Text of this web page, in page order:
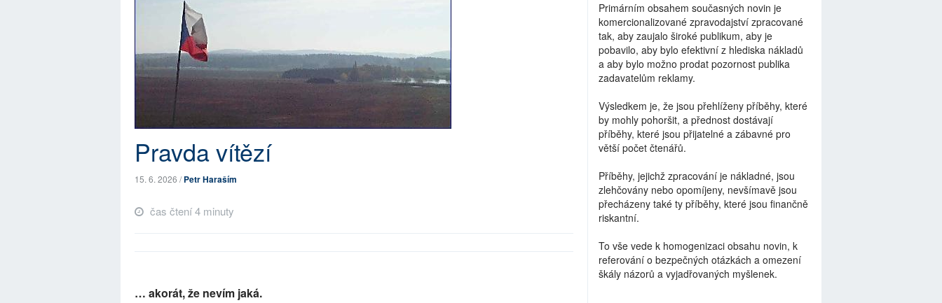
Pravda vítězí
15. 6. 2026 /Petr Haraším
čas čtení 4 minuty
… akorát, že nevím jaká.
Primárním obsahem současných novin je
komercionalizované zpravodajství zpracované
tak, aby zaujalo široké publikum, aby je
pobavilo, aby bylo efektivní z hlediska nákladů
a aby bylo možno prodat pozornost publika
zadavatelům reklamy.
Výsledkem je, že jsou přehlíženy příběhy, které
by mohly pohoršit, a přednost dostávají
příběhy, které jsou přijatelné a zábavné pro
větší počet čtenářů.
Příběhy, jejichž zpracování je nákladné, jsou
zlehčovány nebo opomíjeny, nevšímavě jsou
přecházeny také ty příběhy, které jsou finančně
riskantní.
To vše vede k homogenizaci obsahu novin, k
referování o bezpečných otázkách a omezení
škály názorů a vyjadřovaných myšlenek.